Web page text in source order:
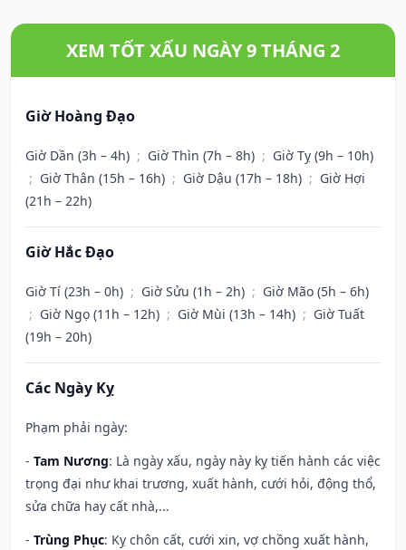
XEM TỐT XẤU NGÀY 9 THÁNG 2
Giờ Hoàng Đạo
Giờ Dần (3h – 4h) ; Giờ Thìn (7h – 8h) ; Giờ Tỵ (9h – 10h)
; Giờ Thân (15h – 16h) ; Giờ Dậu (17h – 18h) ; Giờ Hợi
(21h – 22h)
Giờ Hắc Đạo
Giờ Tí (23h – 0h) ; Giờ Sửu (1h – 2h) ; Giờ Mão (5h – 6h)
; Giờ Ngọ (11h – 12h) ; Giờ Mùi (13h – 14h) ; Giờ Tuất
(19h – 20h)
Các Ngày Kỵ
Phạm phải ngày:
- Tam Nương: Là ngày xấu, ngày này kỵ tiến hành các việc
trọng đại như khai trương, xuất hành, cưới hỏi, động thổ,
sửa chữa hay cất nhà,...
- Trùng Phục: Kỵ chôn cất, cưới xin, vợ chồng xuất hành,